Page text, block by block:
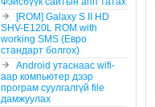
[ROM] Galaxy S II HD
SHV-E120L ROM with
working SMS (Евро
стандарт болгох)
Android утаснаас wifi-
аар компьютер дээр
програм суулгалгүй file
дамжуулах